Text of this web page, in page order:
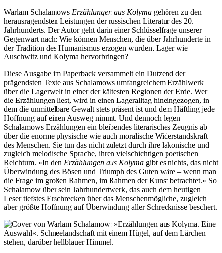
Warlam Schalamows Erzählungen aus Kolyma gehören zu den
herausragendsten Leistungen der russischen Literatur des 20.
Jahrhunderts. Der Autor geht darin einer Schlüsselfrage unserer
Gegenwart nach: Wie können Menschen, die über Jahrhunderte in
der Tradition des Humanismus erzogen wurden, Lager wie
Auschwitz und Kolyma hervorbringen?
Diese Ausgabe im Paperback versammelt ein Dutzend der
prägendsten Texte aus Schalamows umfangreichem Erzählwerk
über die Lagerwelt in einer der kältesten Regionen der Erde. Wer
die Erzählungen liest, wird in einen Lageralltag hineingezogen, in
dem die unmittelbare Gewalt stets präsent ist und dem Häftling jede
Hoffnung auf einen Ausweg nimmt. Und dennoch legen
Schalamows Erzählungen ein bleibendes literarisches Zeugnis ab
über die enorme physische wie auch moralische Widerstandskraft
des Menschen. Sie tun das nicht zuletzt durch ihre lakonische und
zugleich melodische Sprache, ihren vielschichtigen poetischen
Reichtum. »In den Erzählungen aus Kolyma gibt es nichts, das nicht
Überwindung des Bösen und Triumph des Guten wäre – wenn man
die Frage im großen Rahmen, im Rahmen der Kunst betrachtet.« So
Schalamow über sein Jahrhundertwerk, das auch dem heutigen
Leser tiefstes Erschrecken über das Menschenmögliche, zugleich
aber größte Hoffnung auf Überwindung aller Schrecknisse beschert.